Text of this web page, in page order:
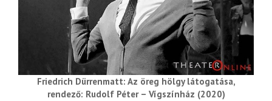
Friedrich Dürrenmatt: Az öreg hölgy látogatása,
rendező: Rudolf Péter – Vígszínház (2020)